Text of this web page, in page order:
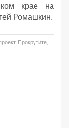
крае на
Ромашкин.
Прокрутите,